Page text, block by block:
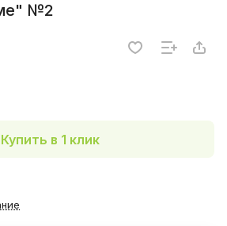
№2
Купить в 1 клик